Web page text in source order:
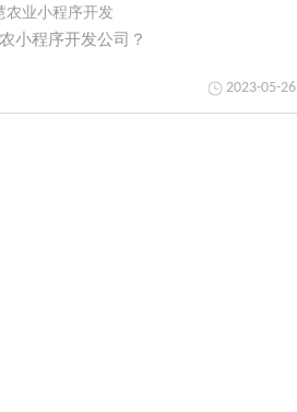
农业小程序开发
小程序开发公司？
2023-05-26